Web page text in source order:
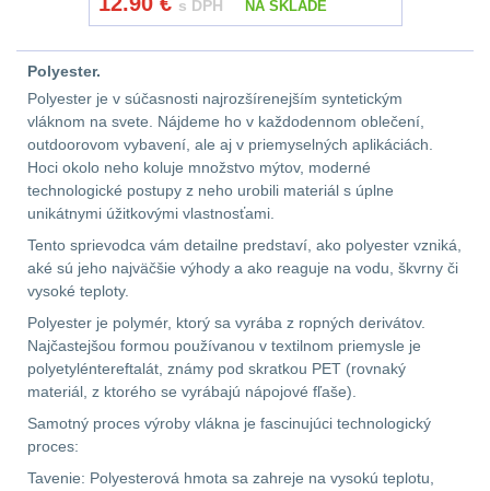
Zámky1
Nepromokavý potahy
a vaky
18
Adaptéry32
Nože164
Taktická pera4
Láhve16
Lékárničky17
s DPH NA SKLADE
Polyester.
Polyester je v súčasnosti najrozšírenejším syntetickým
vláknom na svete. Nájdeme ho v každodennom oblečení,
outdoorovom vybavení, ale aj v priemyselných aplikáciách.
Hoci okolo neho koluje množstvo mýtov, moderné
technologické postupy z neho urobili materiál s úplne
unikátnymi úžitkovými vlastnosťami.
Tento sprievodca vám detailne predstaví, ako polyester vzniká,
aké sú jeho najväčšie výhody a ako reaguje na vodu, škvrny či
vysoké teploty.
Polyester je polymér, ktorý sa vyrába z ropných derivátov.
Najčastejšou formou používanou v textilnom priemysle je
polyetyléntereftalát, známy pod skratkou PET (rovnaký
materiál, z ktorého se vyrábajú nápojové fľaše).
Samotný proces výroby vlákna je fascinujúci technologický
proces:
Tavenie: Polyesterová hmota sa zahreje na vysokú teplotu,